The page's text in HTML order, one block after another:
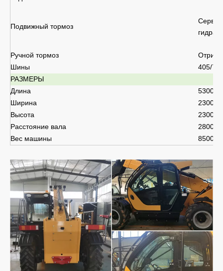
Подвижный тормоз
Ручной тормоз
Шины
405/
РАЗМЕРЫ
Длина
5300
Ширина
2300
Высота
2300
Расстояние вала
2800
Вес машины
8500 кг